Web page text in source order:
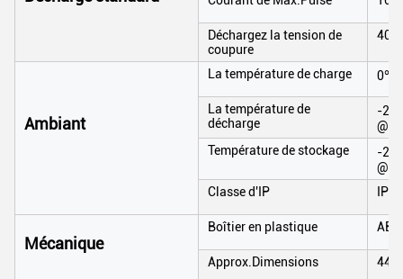
Déchargez la tension de
coupure
40V
Ambiant
La température de charge 0℃
La température de
décharge
-
Température de stockage
-
Classe d'IP
IP65
Mécanique
Boîtier en plastique
Approx.Dimensions